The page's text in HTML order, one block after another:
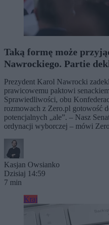
Taką formę może
Nawrockiego. Partie
Prezydent Karol Nawrocki
prawicowemu paktowi
Sprawiedliwości, obu
rozmowach z Zero.pl gotowość
potencjalnych „ale”. – Nasz
ordynacji wyborczej – mówi
Kasjan Owsianko
Dzisiaj 14:59
7 min
Kraj